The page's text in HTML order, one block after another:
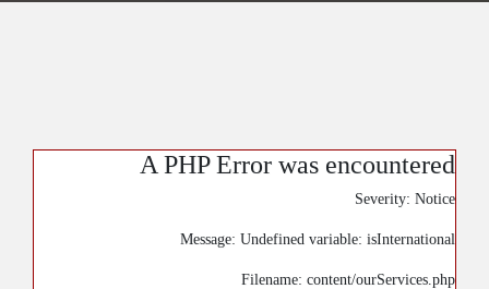
A PHP Error was encountered
Severity: Notice
Message: Undefined variable: isInternational
Filename: content/ourServices.php